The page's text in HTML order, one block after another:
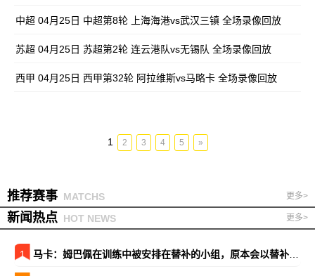
中超 04月25日 中超第8轮 上海海港vs武汉三镇 全场录像回放
苏超 04月25日 苏超第2轮 连云港队vs无锡队 全场录像回放
西甲 04月25日 西甲第32轮 阿拉维斯vs马略卡 全场录像回放
1 2 3 4 5 »
推荐赛事 MATCHS 更多>
新闻热点 HOT NEWS 更多>
1 马卡：姆巴佩在训练中被安排在替补的小组，原本会以替补出战巴萨